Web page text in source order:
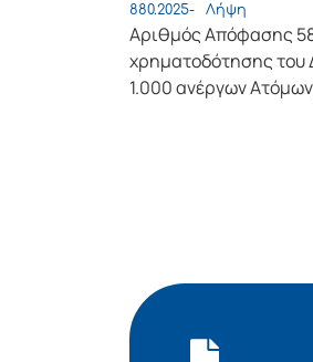
880.2025- Λήψη
Αριθμός Απόφασης
χρηματοδότησης του
1.000 ανέργων